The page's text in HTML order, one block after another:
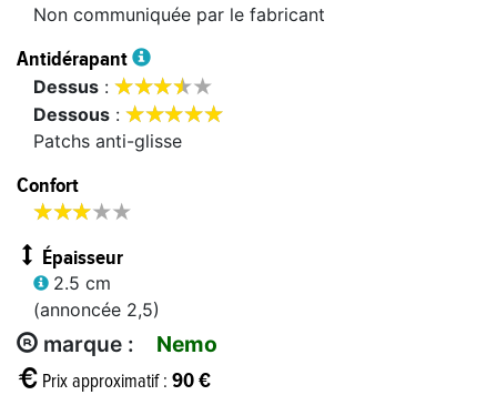
Non communiquée par le fabricant
Antidérapant
dessus : 

dessous : 

Patchs anti-glisse
Confort


Épaisseur
2.5 cm
(annoncée 2,5)
marque : Nemo
Prix approximatif : 90 €